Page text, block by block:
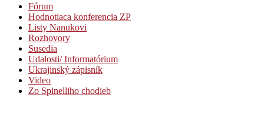
Fórum
Hodnotiaca konferencia ZP
Listy Nanukovi
Rozhovory
Susedia
Udalosti/ Informatórium
Ukrajinský zápisník
Video
Zo Spinelliho chodieb